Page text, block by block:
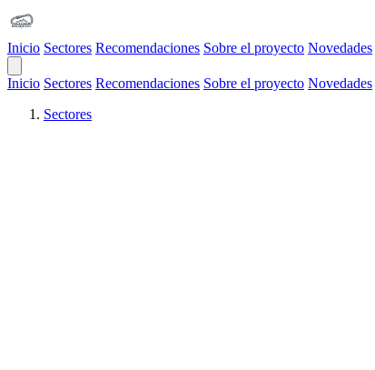
Inicio Sectores Recomendaciones Sobre el proyecto Novedades
Inicio Sectores Recomendaciones Sobre el proyecto Novedades
Sectores